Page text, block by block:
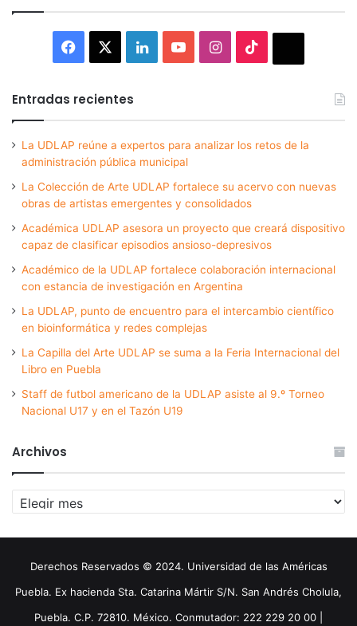
Facebook LinkedInYouTubeInstagram
Entradas recientes
La UDLAP reúne a expertos para analizar los retos de la
administración pública municipal
La Colección de Arte UDLAP fortalece su acervo con nuevas
obras de artistas emergentes y consolidados
Académica UDLAP asesora un proyecto que creará dispositivo
capaz de clasificar episodios ansioso-depresivos
Académico de la UDLAP fortalece colaboración internacional
con estancia de investigación en Argentina
La UDLAP, punto de encuentro para el intercambio científico
en bioinformática y redes complejas
La Capilla del Arte UDLAP se suma a la Feria Internacional del
Libro en Puebla
Staff de futbol americano de la UDLAP asiste al 9.º Torneo
Nacional U17 y en el Tazón U19
Archivos
Archivos
Derechos Reservados © 2024. Universidad de las Américas
Puebla. Ex hacienda Sta. Catarina Mártir S/N. San Andrés Cholula,
Puebla. C.P. 72810. México. Conmutador: 222 229 20 00 |